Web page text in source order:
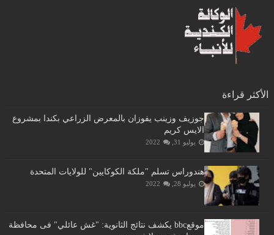
الأكثر قراءة
جوزيف وزينب يفوزان بالمعرض الزراعي بكندا بمشروع
الايس كريم
يوليو 31, 2022
هندوراس تسلم "ملكة الكوكايين" للولايات المتحدة
يوليو 28, 2022
موقعbbc يكشف نتائج الثانوية: "غش عائلي" فى محافظة